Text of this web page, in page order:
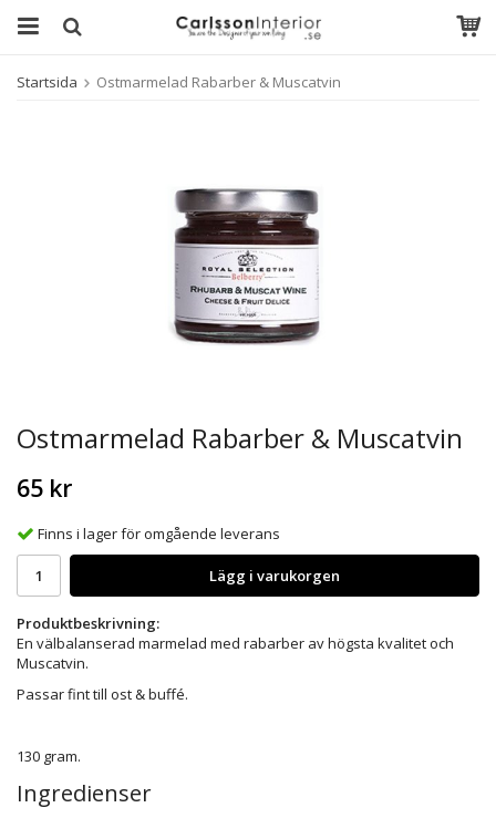
Startsida Ostmarmelad Rabarber & Muscatvin
Ostmarmelad Rabarber & Muscatvin
65 kr
Finns i lager för omgående leverans
Lägg i varukorgen
Produktbeskrivning:
En välbalanserad marmelad med rabarber av högsta kvalitet och
Muscatvin.
Passar fint till ost & buffé.
130 gram.
Ingredienser